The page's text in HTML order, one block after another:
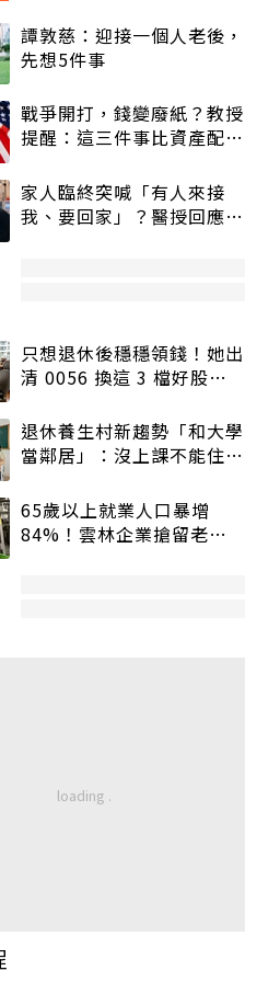
譚敦慈：迎接一個人老後，
先想5件事
戰爭開打，錢變廢紙？教授
提醒：這三件事比資產配置
家人臨終突喊「有人來接
我、要回家」？醫授回應方
只想退休後穩穩領錢！她出
清 0056 換這 3 檔好股：
退休養生村新趨勢「和大學
當鄰居」：沒上課不能住、
65歲以上就業人口暴增
84%！雲林企業搶留老員